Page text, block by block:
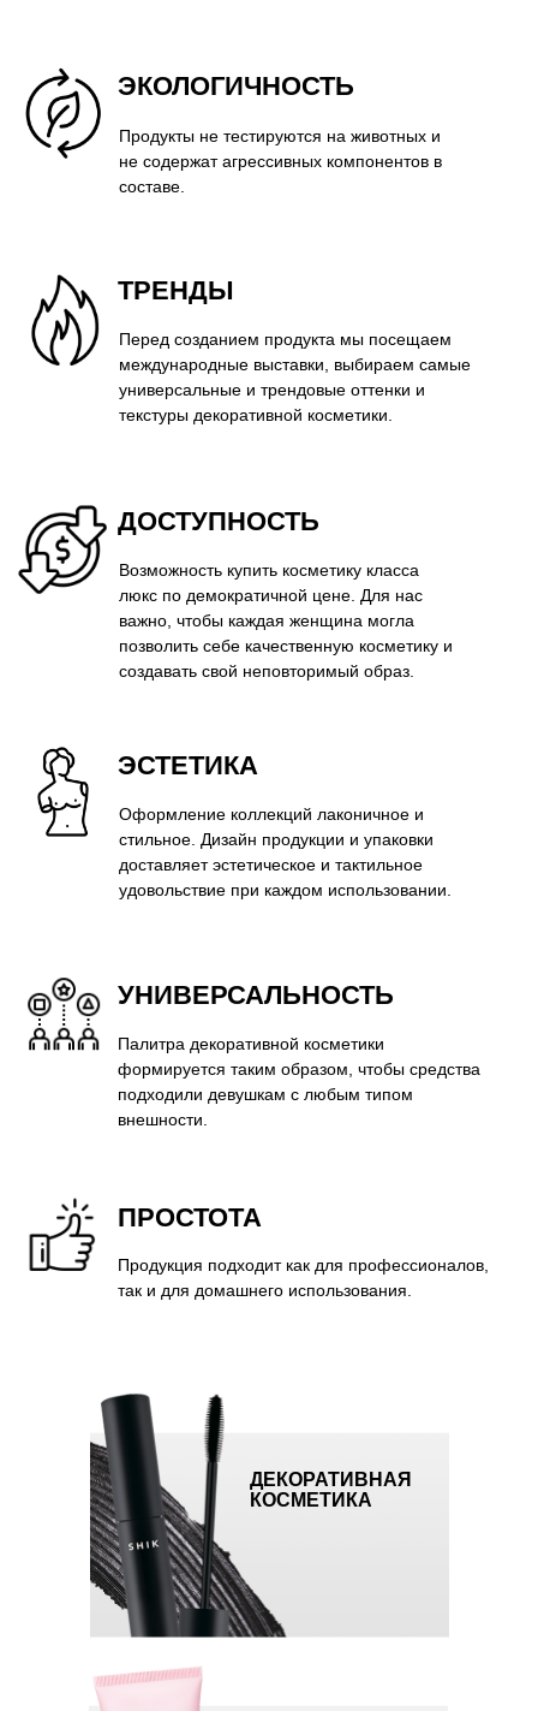
ДЕКОРАТИВНАЯ
КОСМЕТИКА
СОТРУДНИЧАТЬ
С НАМИ ПРИБЫЛЬНО?
Мы предлагаем партнёрам проверенные
инструменты для достижения быстрой
окупаемости вложений
ПАРТНЁРСКИЕ УСЛОВИЯ
со скидкой от 35% на продукцию в